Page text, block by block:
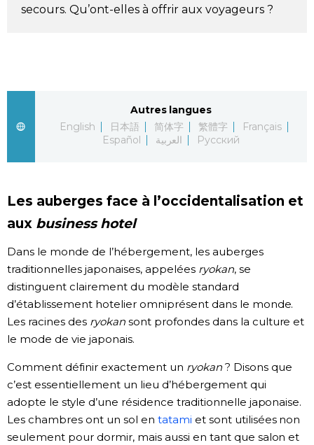
Vidéos
Tokyo
secours. Qu’ont-elles à offrir aux voyageurs ?
Autres langues
English
日本語 简体字 繁體字
Français
Español
العربية Русский
Les auberges face à l’occidentalisation et
aux business hotel
Dans le monde de l’hébergement, les auberges
traditionnelles japonaises, appelées ryokan, se
distinguent clairement du modèle standard
d’établissement hotelier omniprésent dans le monde.
Les racines des ryokansont profondes dans la culture et
le mode de vie japonais.
Comment définir exactement un ryokan? Disons que
c’est essentiellement un lieu d’hébergement qui
adopte le style d’une résidence traditionnelle japonaise.
Les chambres ont un sol en tatami et sont utilisées non
seulement pour dormir, mais aussi en tant que salon et